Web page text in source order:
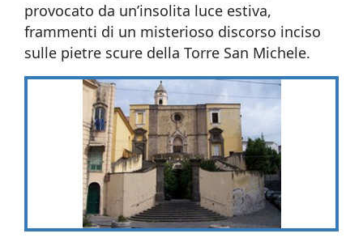
provocato da un’insolita luce estiva,
frammenti di un misterioso discorso inciso
sulle pietre scure della Torre San Michele.